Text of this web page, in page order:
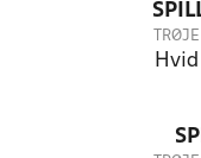
TRØJE
Hvid